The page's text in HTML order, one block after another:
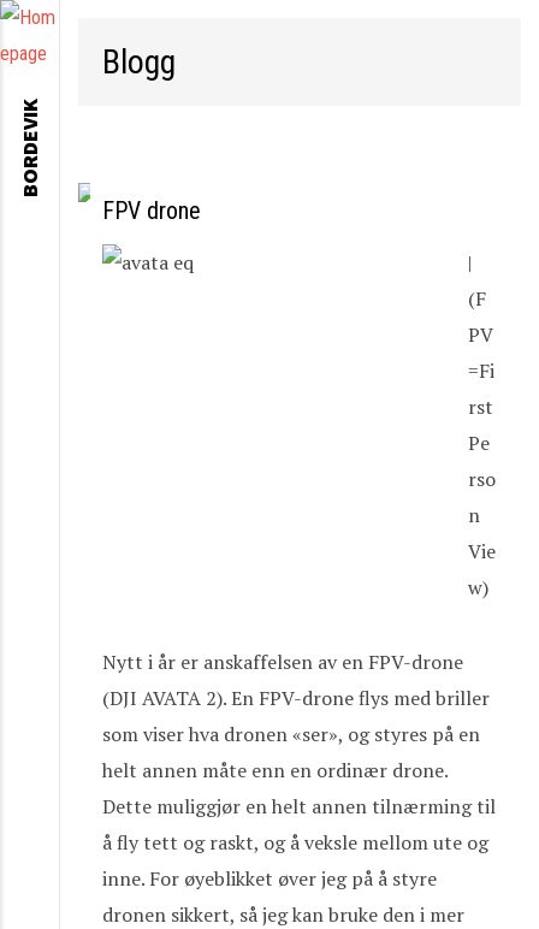
Blogg
FPV drone
|
(F
PV
=Fi
rst
Pe
rso
n
Vie
w)
Nytt i år er anskaffelsen av en FPV-drone
(DJI AVATA 2). En FPV-drone flys med briller
som viser hva dronen «ser», og styres på en
helt annen måte enn en ordinær drone.
Dette muliggjør en helt annen tilnærming til
å fly tett og raskt, og å veksle mellom ute og
inne. For øyeblikket øver jeg på å styre
dronen sikkert, så jeg kan bruke den i mer
BORDEVIK